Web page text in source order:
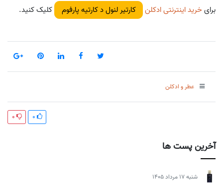
آخرین پست ها
شنبه 17 مرداد 1405
برایخرید اینترنتی ادکلن کارتیر لنول د کارتیه پارفوم کلیک کنید.
عطر و ادکلن